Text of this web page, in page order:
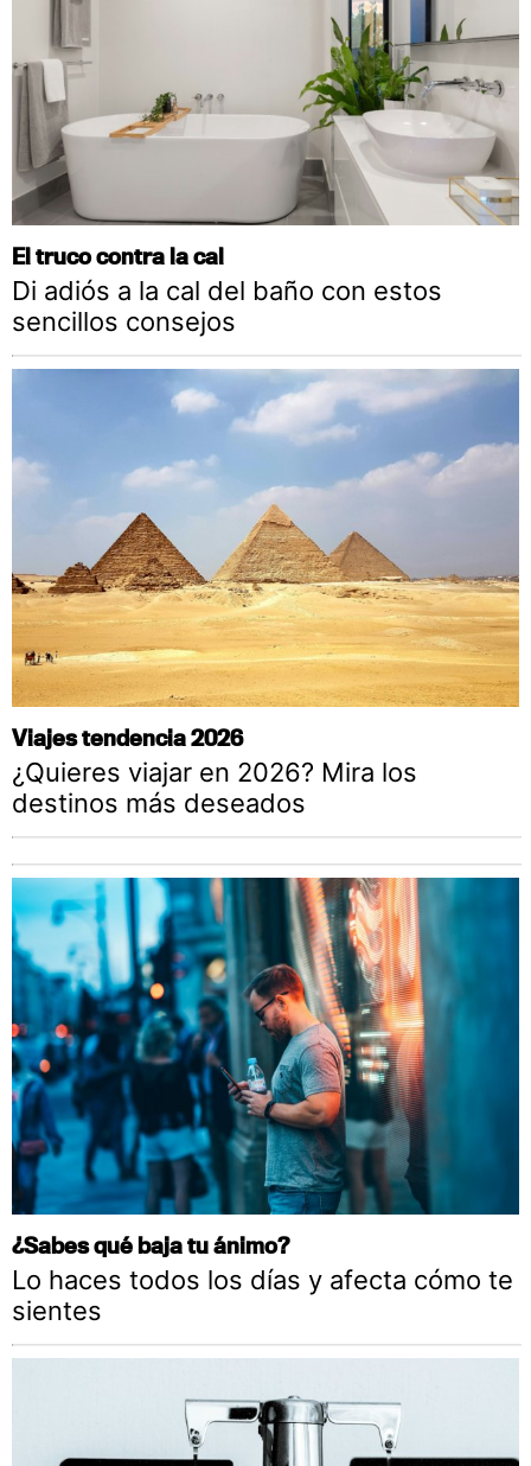
El truco contra la cal
Di adiós a la cal del baño con estos
sencillos consejos
Viajes tendencia 2026
¿Quieres viajar en 2026? Mira los
destinos más deseados
¿Sabes qué baja tu ánimo?
Lo haces todos los días y afecta cómo te
sientes